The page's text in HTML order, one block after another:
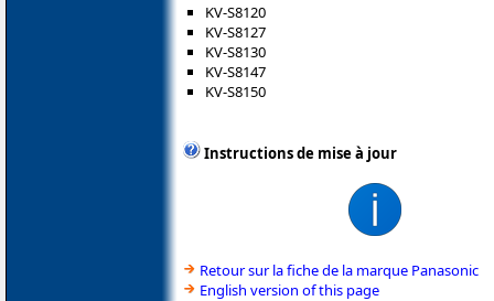
KV-S8120
KV-S8127
KV-S8130
KV-S8147
KV-S8150
Instructions de mise à jour
Retour sur la fiche de la marque Panasonic
English version of this page